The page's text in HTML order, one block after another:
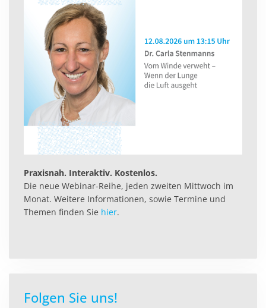
Praxisnah. Interaktiv. Kostenlos.
Die neue Webinar-Reihe, jeden zweiten Mittwoch im
Monat. Weitere Informationen, sowie Termine und
Themen finden Sie hier.
Folgen Sie uns!